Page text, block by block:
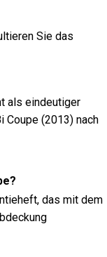
Sie das
als eindeutiger
Coupe (2013) nach
das mit dem